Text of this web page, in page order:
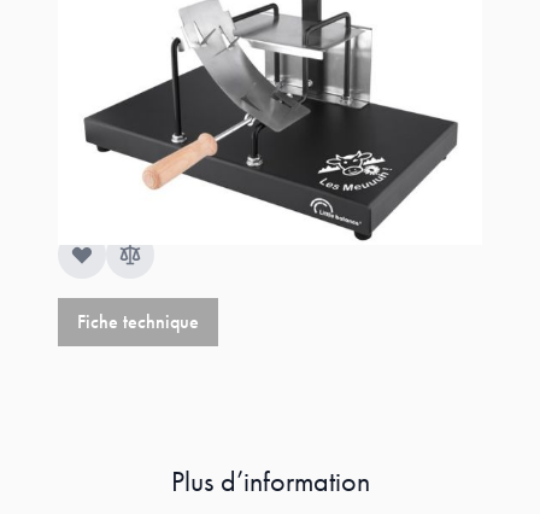
SAVOYARDE DEMI
MEUUH-8752
99,00 €
0,36 € éco-p
99,36 €
Fiche technique
Plus d’information